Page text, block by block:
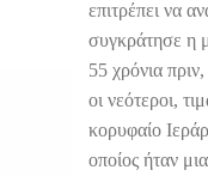
επιτρέπει να
συγκράτησε η
55 χρόνια
οι νεότεροι,
κορυφαίο
οποίος ήταν